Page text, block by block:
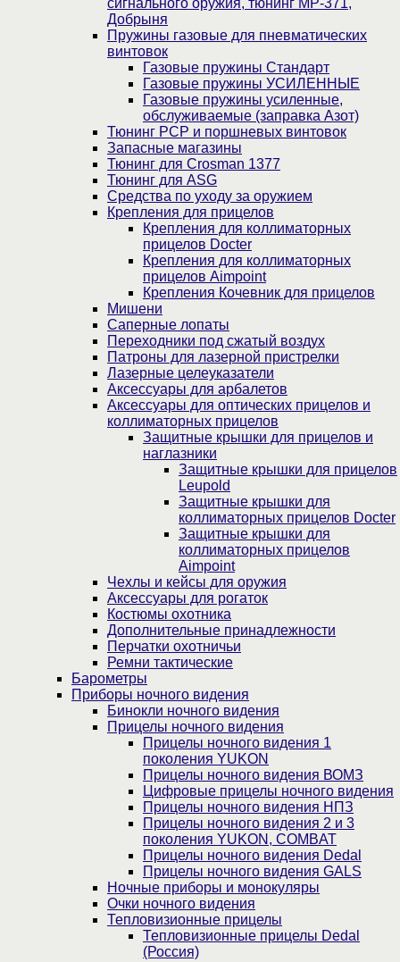
сигнального оружия, тюнинг МР-371,
Добрыня
Пружины газовые для пневматических
винтовок
Газовые пружины Стандарт
Газовые пружины УСИЛЕННЫЕ
Газовые пружины усиленные,
обслуживаемые (заправка Азот)
Тюнинг PCP и поршневых винтовок
Запасные магазины
Тюнинг для Crosman 1377
Тюнинг для ASG
Средства по уходу за оружием
Крепления для прицелов
Крепления для коллиматорных
прицелов Docter
Крепления для коллиматорных
прицелов Aimpoint
Крепления Кочевник для прицелов
Мишени
Саперные лопаты
Переходники под сжатый воздух
Патроны для лазерной пристрелки
Лазерные целеуказатели
Аксессуары для арбалетов
Аксессуары для оптических прицелов и
коллиматорных прицелов
Защитные крышки для прицелов и
наглазники
Защитные крышки для прицелов
Leupold
Защитные крышки для
коллиматорных прицелов Docter
Защитные крышки для
коллиматорных прицелов
Aimpoint
Чехлы и кейсы для оружия
Аксессуары для рогаток
Костюмы охотника
Дополнительные принадлежности
Перчатки охотничьи
Ремни тактические
Барометры
Приборы ночного видения
Бинокли ночного видения
Прицелы ночного видения
Прицелы ночного видения 1
поколения YUKON
Прицелы ночного видения ВОМЗ
Цифровые прицелы ночного видения
Прицелы ночного видения НПЗ
Прицелы ночного видения 2 и 3
поколения YUKON, COMBAT
Прицелы ночного видения Dedal
Прицелы ночного видения GALS
Ночные приборы и монокуляры
Очки ночного видения
Тепловизионные прицелы
Тепловизионные прицелы Dedal
(Россия)